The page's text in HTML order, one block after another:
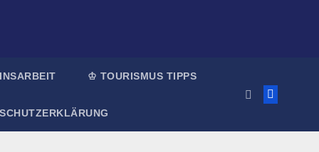
♔ TOURISMUS TIPPS